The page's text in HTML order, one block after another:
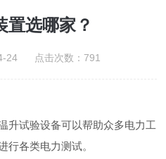
置选哪家？
24 点击次数：791
升试验设备可以帮助众多电力工
行各类电力测试。